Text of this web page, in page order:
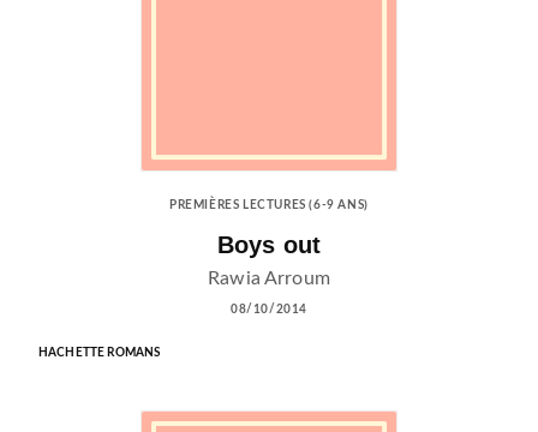
PREMIÈRES LECTURES (6-9 ANS)
Boys out
Rawia Arroum
08/10/2014
HACHETTE ROMANS